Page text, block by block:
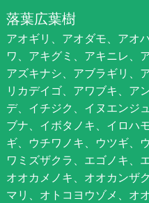
落葉広葉樹
アオギリ、アオダモ、アオ
ワ、アキグミ、アキニレ、
アズキナシ、アブラギリ、
リカデイゴ、アワブキ、ア
デ、イチジク、イヌエンジ
ブナ、イボタノキ、イロハ
ギ、ウチワノキ、ウツギ、
ワミズザクラ、エゴノキ、
オオカメノキ、オオカンザ
マリ、オトコヨウゾメ、オ